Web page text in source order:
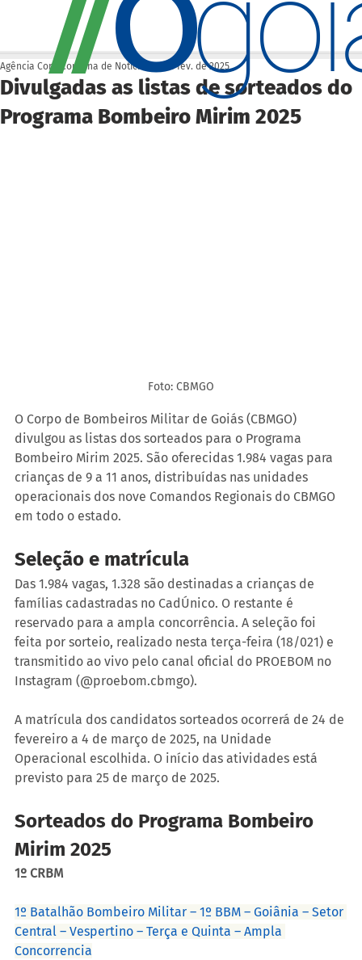
Divulgadas as listas de sorteados do
Programa Bombeiro Mirim 2025
Agência Cora Coralina de Notícias 19 de fev. de 2025
Foto: CBMGO
O Corpo de Bombeiros Militar de Goiás (CBMGO)
divulgou as listas dos sorteados para o Programa
Bombeiro Mirim 2025. São oferecidas 1.984 vagas para
crianças de 9 a 11 anos, distribuídas nas unidades
operacionais dos nove Comandos Regionais do CBMGO
em todo o estado.
Seleção e matrícula
Das 1.984 vagas, 1.328 são destinadas a crianças de
famílias cadastradas no CadÚnico. O restante é
reservado para a ampla concorrência. A seleção foi
feita por sorteio, realizado nesta terça-feira (18/021) e
transmitido ao vivo pelo canal oficial do PROEBOM no
Instagram (@proebom.cbmgo).
A matrícula dos candidatos sorteados ocorrerá de 24 de
fevereiro a 4 de março de 2025, na Unidade
Operacional escolhida. O início das atividades está
previsto para 25 de março de 2025.
Sorteados do Programa Bombeiro
Mirim 2025
1º CRBM
1º Batalhão Bombeiro Militar – 1º BBM – Goiânia – Setor
Central – Vespertino – Terça e Quinta – Ampla
Concorrencia